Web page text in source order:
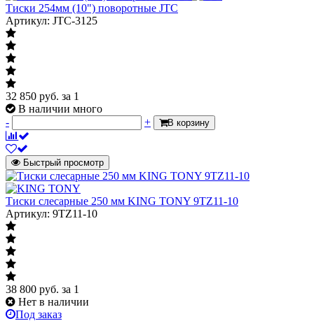
Тиски 254мм (10") поворотные JTC
Артикул: JTC-3125
32 850 руб. за 1
В наличии много
-
+ В корзину
Быстрый просмотр
Тиски слесарные 250 мм KING TONY 9TZ11-10
Артикул: 9TZ11-10
38 800 руб. за 1
Нет в наличии
Под заказ